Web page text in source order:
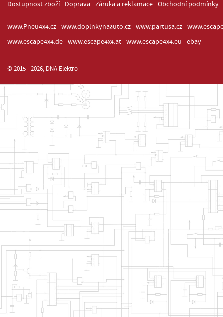
Dostupnost zboží Doprava Záruka a reklamace Obchodní podmínky
www.Pneu4x4.cz www.doplnkynaauto.cz www.partusa.cz
www.escape4x4.de
www.escape4x4.at www.escape4x4.eu ebay
© 2015 - 2026, DNA Elektro